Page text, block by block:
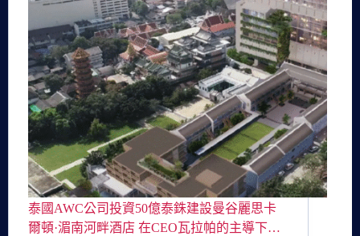
泰國AWC公司投資50億泰銖建設曼谷麗思卡
爾頓·湄南河畔酒店 在CEO瓦拉帕的主導下…